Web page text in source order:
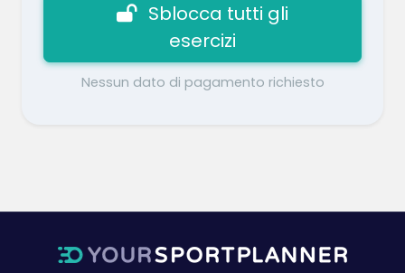
Sblocca tutti gli
esercizi
Nessun dato di pagamento richiesto